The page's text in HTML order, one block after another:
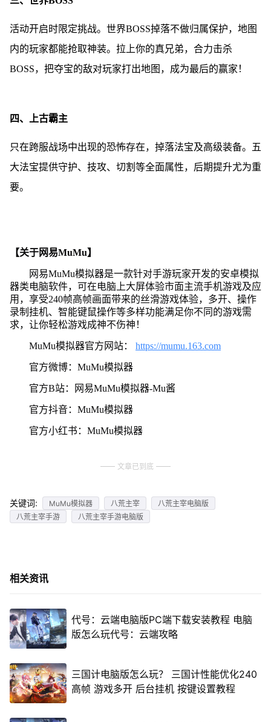
活动开启时限定挑战。世界BOSS掉落不做归属保护，地图
内的玩家都能抢取神装。拉上你的真兄弟，合力击杀
BOSS，把夺宝的敌对玩家打出地图，成为最后的赢家！
四、上古霸主
只在跨服战场中出现的恐怖存在，掉落法宝及高级装备。五
大法宝提供守护、技攻、切割等全面属性，后期提升尤为重
要。
【关于网易MuMu】
网易MuMu模拟器是一款针对手游玩家开发的安卓模拟
器类电脑软件，可在电脑上大屏体验市面主流手机游戏及应
用，享受240帧高帧画面带来的丝滑游戏体验，多开、操作
录制挂机、智能键鼠操作等多样功能满足你不同的游戏需
求，让你轻松游戏成神不伤神！
MuMu模拟器官方网站： https://mumu.163.com
官方微博：MuMu模拟器
官方B站：网易MuMu模拟器-Mu酱
官方抖音：MuMu模拟器
官方小红书：MuMu模拟器
文章已到底
关键词: MuMu模拟器 八荒主宰
八荒主宰电脑版
八荒主宰手游
八荒主宰手游电脑版
相关资讯
代号：云端电脑版PC端下载安装教程 电脑
版怎么玩代号：云端攻略
三国计电脑版怎么玩？ 三国计性能优化240
高帧 游戏多开 后台挂机 按键设置教程